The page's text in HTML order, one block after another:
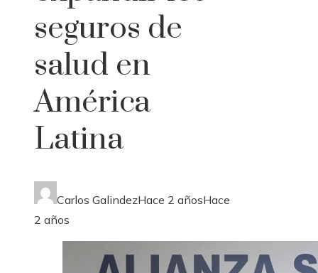
seguros de
salud en
América
Latina
Carlos GalindezHace 2 añosHace
2 años